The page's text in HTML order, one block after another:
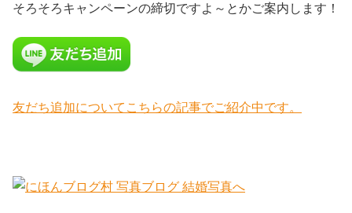
そろそろキャンペーンの締切ですよ～とかご案内します！
友だち追加についてこちらの記事でご紹介中です。